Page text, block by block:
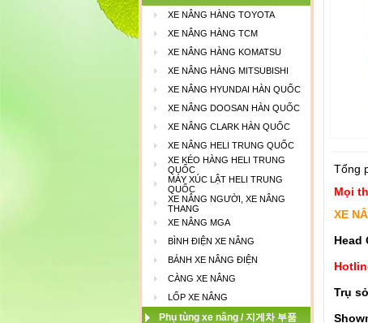
XE NÂNG HÀNG TOYOTA
XE NÂNG HÀNG TCM
XE NÂNG HÀNG KOMATSU
XE NÂNG HÀNG MITSUBISHI
XE NÂNG HYUNDAI HÀN QUỐC
XE NÂNG DOOSAN HÀN QUỐC
XE NÂNG CLARK HÀN QUỐC
XE NÂNG HELI TRUNG QUỐC
XE KÉO HÀNG HELI TRUNG
QUỐC
MÁY XÚC LẬT HELI TRUNG
QUỐC
XE NÂNG NGƯỜI, XE NÂNG
THANG
XE NÂNG MGA
BÌNH ĐIỆN XE NÂNG
BÁNH XE NÂNG ĐIỆN
CÀNG XE NÂNG
LỐP XE NÂNG
Phụ tùng xe nâng / 지게차 부품
Tổng
Mọi
XE
Head
Trụ